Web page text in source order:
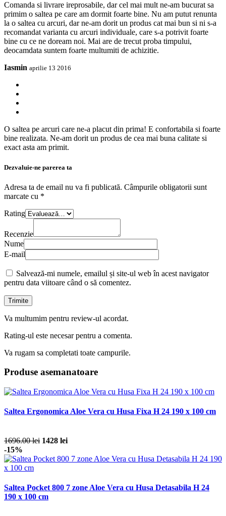
Comanda si livrare ireprosabile, dar cel mai mult ne-am bucurat sa
primim o saltea pe care am dormit foarte bine. Nu am putut renunta
la o saltea cu arcuri, dar ne-am dorit un produs cat mai bun si ni s-a
recomandat varianta cu arcuri individuale, care s-a potrivit foarte
bine cu ce ne doream noi. Mai are de trecut proba timpului,
deocamdata suntem foarte multumiti de achizitie.
Iasmin aprilie 13 2016
O saltea pe arcuri care ne-a placut din prima! E confortabila si foarte
bine realizata. Ne-am dorit un produs de cea mai buna calitate si
exact asta am primit.
Dezvaluie-ne parerea ta
Adresa ta de email nu va fi publicată. Câmpurile obligatorii sunt
marcate cu *
Rating
Recenzie
Nume
E-mail
Salvează-mi numele, emailul și site-ul web în acest navigator
pentru data viitoare când o să comentez.
Va multumim pentru review-ul acordat.
Rating-ul este necesar pentru a comenta.
Va rugam sa completati toate campurile.
Produse asemanatoare
Saltea Ergonomica Aloe Vera cu Husa Fixa H 24 190 x 100 cm
1696.00 lei 1428 lei
-15%
Saltea Pocket 800 7 zone Aloe Vera cu Husa Detasabila H 24
190 x 100 cm